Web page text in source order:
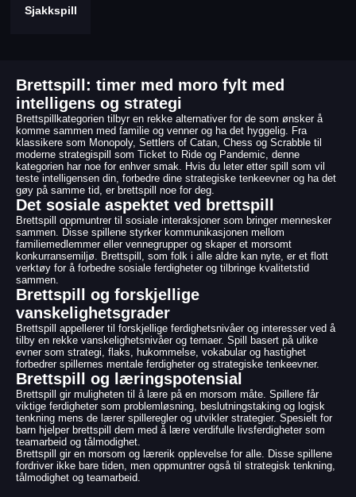
Sjakkspill
Brettspill: timer med moro fylt med
intelligens og strategi
Brettspillkategorien tilbyr en rekke alternativer for de som ønsker å
komme sammen med familie og venner og ha det hyggelig. Fra
klassikere som Monopoly, Settlers of Catan, Chess og Scrabble til
moderne strategispill som Ticket to Ride og Pandemic, denne
kategorien har noe for enhver smak. Hvis du leter etter spill som vil
teste intelligensen din, forbedre dine strategiske tenkeevner og ha det
gøy på samme tid, er brettspill noe for deg.
Det sosiale aspektet ved brettspill
Brettspill oppmuntrer til sosiale interaksjoner som bringer mennesker
sammen. Disse spillene styrker kommunikasjonen mellom
familiemedlemmer eller vennegrupper og skaper et morsomt
konkurransemiljø. Brettspill, som folk i alle aldre kan nyte, er et flott
verktøy for å forbedre sosiale ferdigheter og tilbringe kvalitetstid
sammen.
Brettspill og forskjellige
vanskelighetsgrader
Brettspill appellerer til forskjellige ferdighetsnivåer og interesser ved å
tilby en rekke vanskelighetsnivåer og temaer. Spill basert på ulike
evner som strategi, flaks, hukommelse, vokabular og hastighet
forbedrer spillernes mentale ferdigheter og strategiske tenkeevner.
Brettspill og læringspotensial
Brettspill gir muligheten til å lære på en morsom måte. Spillere får
viktige ferdigheter som problemløsning, beslutningstaking og logisk
tenkning mens de lærer spilleregler og utvikler strategier. Spesielt for
barn hjelper brettspill dem med å lære verdifulle livsferdigheter som
teamarbeid og tålmodighet.
Brettspill gir en morsom og lærerik opplevelse for alle. Disse spillene
fordriver ikke bare tiden, men oppmuntrer også til strategisk tenkning,
tålmodighet og teamarbeid.